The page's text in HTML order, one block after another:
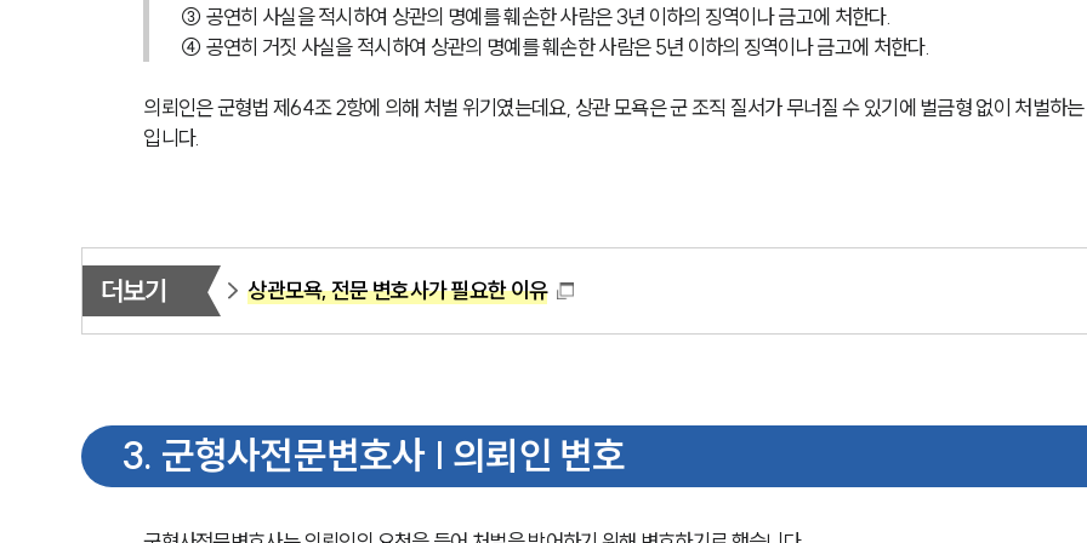
③ 공연히 사실을 적시하여 상관의 명예를 훼손한 사람은 3년 이하의 징역이나 금고에 처한다.
④ 공연히 거짓 사실을 적시하여 상관의 명예를 훼손한 사람은 5년 이하의 징역이나 금고에 처한다.
의뢰인은 군형법 제64조 2항에 의해 처벌 위기였는데요, 상관 모욕은 군 조직 질서가 무너질 수 있기에 벌금형 없이 처벌하는
입니다.
더보기 상관모욕, 전문 변호사가 필요한 이유
3. 군형사전문변호사 | 의뢰인 변호